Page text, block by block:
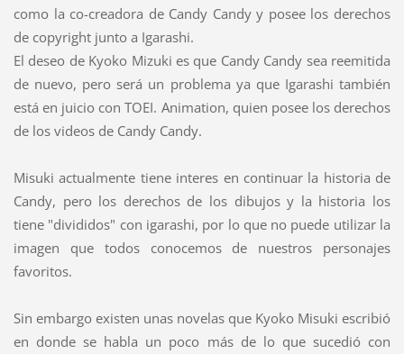
como la co-creadora de Candy Candy y posee los derechos
de copyright junto a Igarashi.
El deseo de Kyoko Mizuki es que Candy Candy sea reemitida
de nuevo, pero será un problema ya que Igarashi también
está en juicio con TOEI. Animation, quien posee los derechos
de los videos de Candy Candy.
Misuki actualmente tiene interes en continuar la historia de
Candy, pero los derechos de los dibujos y la historia los
tiene "divididos" con igarashi, por lo que no puede utilizar la
imagen que todos conocemos de nuestros personajes
favoritos.
Sin embargo existen unas novelas que Kyoko Misuki escribió
en donde se habla un poco más de lo que sucedió con